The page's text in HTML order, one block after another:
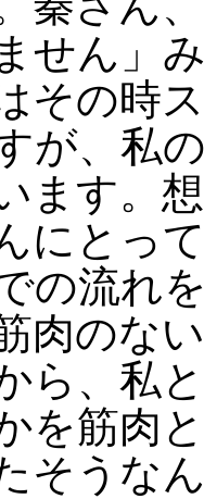
せん」
その時
が、私
ます。
にとっ
の流れ
肉のな
ら、私
を筋肉
そうな